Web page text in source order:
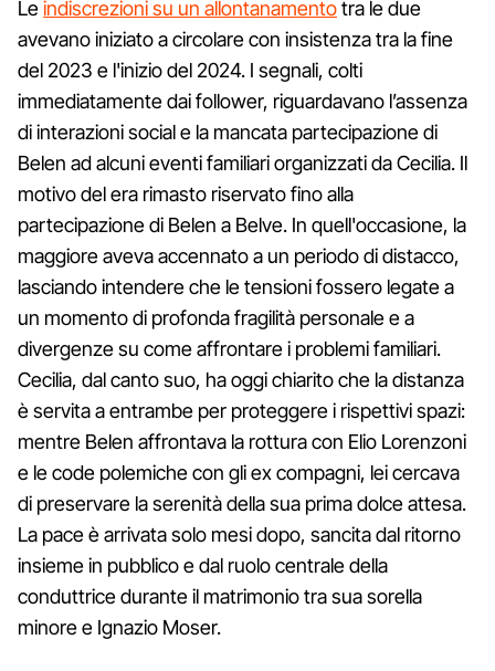
Leindiscrezioni su un allontanamentotra le due
avevano iniziato a circolare con insistenza tra la fine
del 2023 e l'inizio del 2024. I segnali, colti
immediatamente dai follower, riguardavano l’assenza
di interazioni social e la mancata partecipazione di
Belen ad alcuni eventi familiari organizzati da Cecilia. Il
motivo del era rimasto riservato fino alla
partecipazione di Belen a Belve. In quell'occasione, la
maggiore aveva accennato a un periodo di distacco,
lasciando intendere che le tensioni fossero legate a
un momento di profonda fragilità personale e a
divergenze su come affrontare i problemi familiari.
Cecilia, dal canto suo, ha oggi chiarito che la distanza
è servita a entrambe per proteggere i rispettivi spazi:
mentre Belen affrontava la rottura con Elio Lorenzoni
e le code polemiche con gli ex compagni, lei cercava
di preservare la serenità della sua prima dolce attesa.
La pace è arrivata solo mesi dopo, sancita dal ritorno
insieme in pubblico e dal ruolo centrale della
conduttrice durante il matrimonio tra sua sorella
minore e Ignazio Moser.